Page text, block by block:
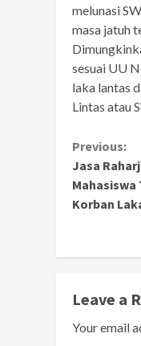
melunasi
masa jatuh
sesuai UU
laka lantas
Lintas atau
Previous:
Jasa
Korban
Leave a
Your email